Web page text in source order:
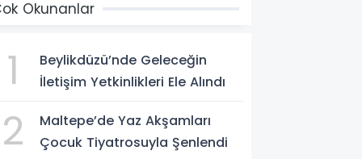
Okunanlar
1
Beylikdüzü’nde Geleceğin
İletişim Yetkinlikleri Ele Alındı
2
Maltepe’de Yaz Akşamları
Çocuk Tiyatrosuyla Şenlendi